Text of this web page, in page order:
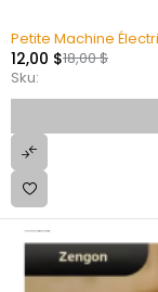
Petite Machine
18,00$
12,00 $
Sku: